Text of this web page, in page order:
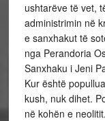
ushtarëve të vet,
administrimin në
e sanxhakut të
nga Perandoria
Sanxhaku i Jeni
Kur është
kush, nuk dihet.
në kohën e